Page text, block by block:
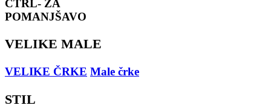
CTRL- ZA
POMANJŠAVO
VELIKE MALE
VELIKE ČRKE Male črke
STIL